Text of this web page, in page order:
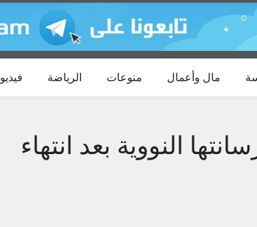
مال وأعمال منوعات الرياضة فيديو
النووية بعد انتهاء